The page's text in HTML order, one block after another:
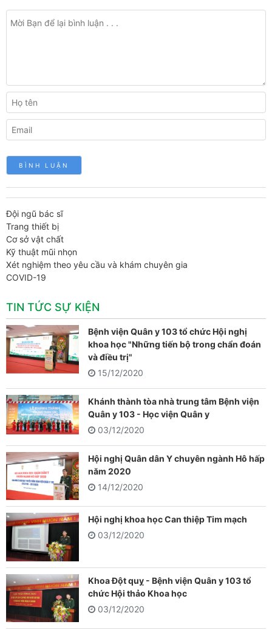
Đội ngũ bác sĩ
Trang thiết bị
Cơ sở vật chất
Kỹ thuật mũi nhọn
Xét nghiệm theo yêu cầu và khám chuyên gia
COVID-19
TIN TỨC SỰ KIỆN
Bệnh viện Quân y 103 tổ chức Hội nghị
khoa học "Những tiến bộ trong chẩn đoán
và điều trị"
15/12/2020
Khánh thành tòa nhà trung tâm Bệnh viện
Quân y 103 - Học viện Quân y
03/12/2020
Hội nghị Quân dân Y chuyên ngành Hô hấp
năm 2020
14/12/2020
Hội nghị khoa học Can thiệp Tim mạch
03/12/2020
Khoa Đột quỵ - Bệnh viện Quân y 103 tổ
chức Hội thảo Khoa học
03/12/2020